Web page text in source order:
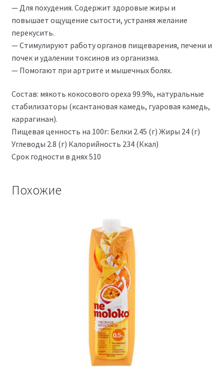
— Для похудения. Содержит здоровые жиры и
повышает ощущение сытости, устраняя желание
перекусить.
— Стимулируют работу органов пищеварения, печени и
почек и удалении токсинов из организма.
— Помогают при артрите и мышечных болях.
Состав: мякоть кокосового ореха 99.9%, натуральные
стабилизаторы (ксантановая камедь, гуаровая камедь,
каррагинан).
Пищевая ценность на 100г: Белки 2.45 (г) Жиры 24 (г)
Углеводы 2.8 (г) Калорийность 234 (Ккал)
Срок годности в днях 510
Похожие